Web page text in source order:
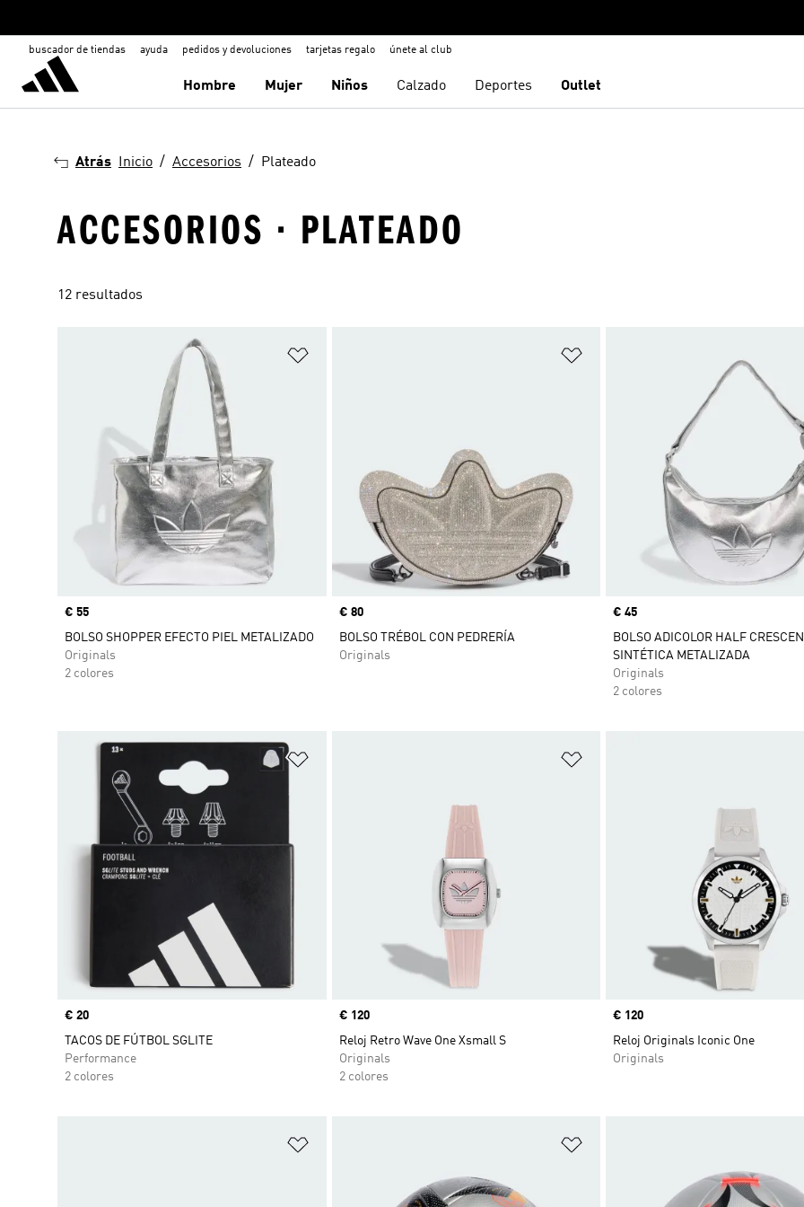
buscador de tiendas ayuda pedidos y devoluciones tarjetas regalo únete al club
Hombre Mujer Niños Calzado Deportes Outlet
Atrás Inicio Accesorios Plateado
ACCESORIOS · PLATEADO
12 resultados
Precio
€ 55
BOLSO SHOPPER EFECTO PIEL METALIZADO
Originals
2 colores
Precio
€ 80
BOLSO TRÉBOL CON PEDRERÍA
Originals
Precio
€ 45
BOLSO ADICOLOR HALF
SINTÉTICA METALIZADA
Originals
2 colores
Precio
€ 20
TACOS DE FÚTBOL SGLITE
Performance
2 colores
Precio
€ 120
Reloj Retro Wave One Xsmall S
Originals
2 colores
Precio
€ 120
Reloj Originals Iconic One
Originals